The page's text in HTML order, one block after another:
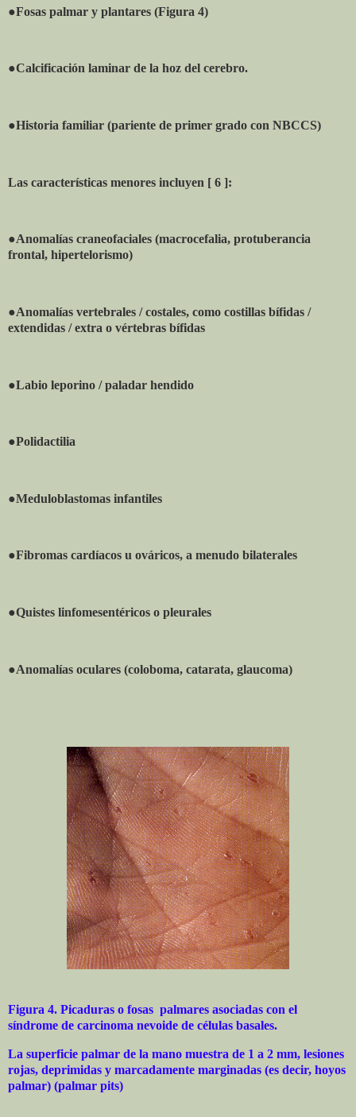
●Fosas palmar y plantares (Figura 4)
●Calcificación laminar de la hoz del cerebro.
●Historia familiar (pariente de primer grado con NBCCS)
Las características menores incluyen [ 6 ]:
●Anomalías craneofaciales (macrocefalia, protuberancia
frontal, hipertelorismo)
●Anomalías vertebrales / costales, como costillas bífidas /
extendidas / extra o vértebras bífidas
●Labio leporino / paladar hendido
●Polidactilia
●Meduloblastomas infantiles
●Fibromas cardíacos u ováricos, a menudo bilaterales
●Quistes linfomesentéricos o pleurales
●Anomalías oculares (coloboma, catarata, glaucoma)
Figura 4. Picaduras o fosas palmares asociadas con el
síndrome de carcinoma nevoide de células basales.
La superficie palmar de la mano muestra de 1 a 2 mm, lesiones
rojas, deprimidas y marcadamente marginadas (es decir, hoyos
palmar) (palmar pits)